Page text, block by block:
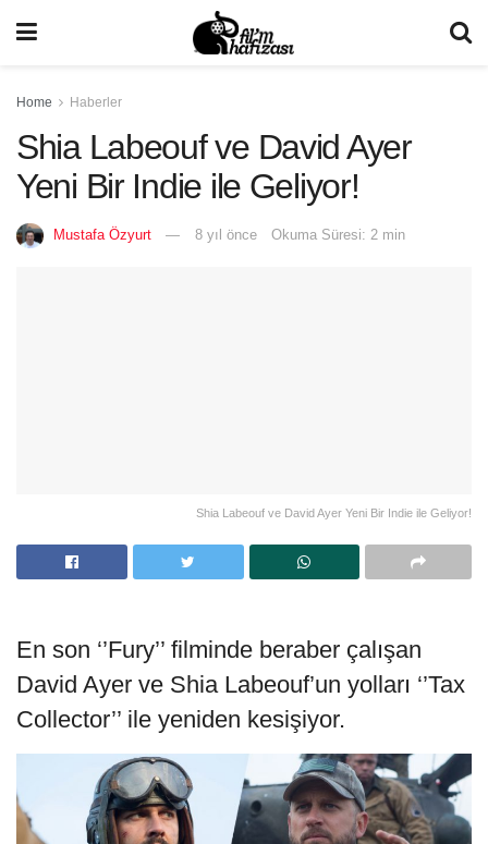
Home Haberler
Shia Labeouf ve David Ayer
Yeni Bir Indie ile Geliyor!
Mustafa Özyurt 8 yıl önce Okuma Süresi: 2 min
Shia Labeouf ve David Ayer Yeni Bir Indie ile Geliyor!
En son ‘’Fury’’ filminde beraber çalışan
David Ayer ve Shia Labeouf’un yolları ‘’Tax
Collector’’ ile yeniden kesişiyor.